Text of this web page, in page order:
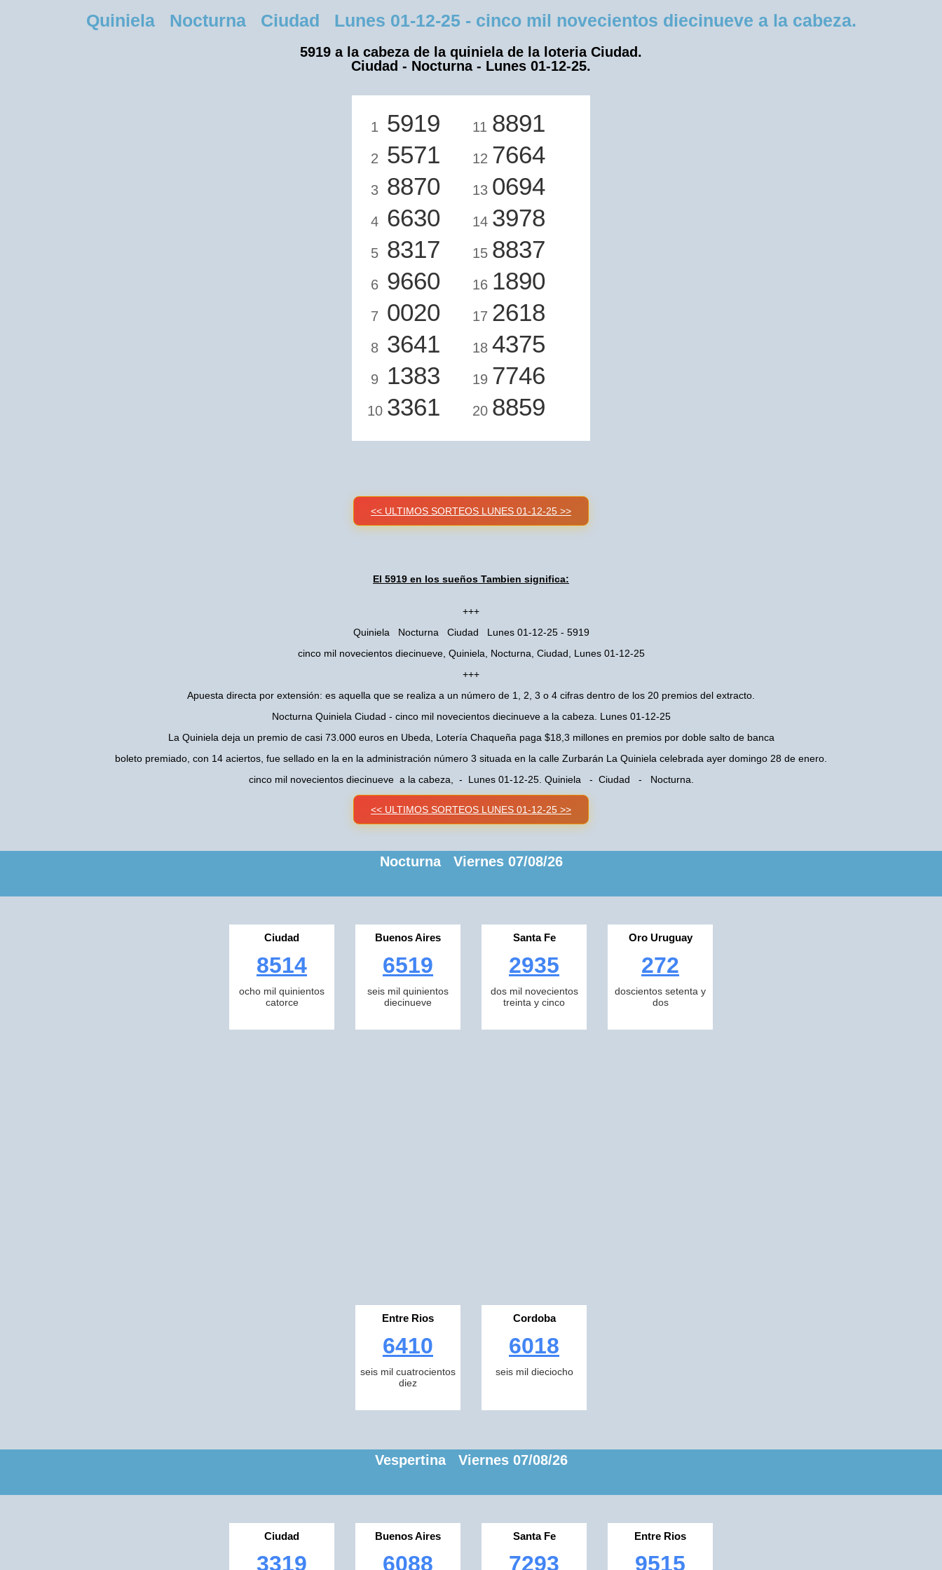
Quiniela Nocturna Ciudad Lunes 01-12-25 - cinco mil novecientos diecinueve a la cabeza.
5919 a la cabeza de la quiniela de la loteria Ciudad.
Ciudad - Nocturna - Lunes 01-12-25.
1 5919
2 5571
3 8870
4 6630
5 8317
6 9660
7 0020
8 3641
9 1383
10 3361
11 8891
12 7664
13 0694
14 3978
15 8837
16 1890
17 2618
18 4375
19 7746
20 8859
<< ULTIMOS SORTEOS LUNES 01-12-25 >>
El 5919 en los sueños Tambien significa:
+++
Quiniela Nocturna Ciudad Lunes 01-12-25 - 5919
cinco mil novecientos diecinueve, Quiniela, Nocturna, Ciudad, Lunes 01-12-25
+++
Apuesta directa por extensión: es aquella que se realiza a un número de 1, 2, 3 o 4 cifras dentro de los 20 premios del extracto.
Nocturna Quiniela Ciudad - cinco mil novecientos diecinueve a la cabeza. Lunes 01-12-25
La Quiniela deja un premio de casi 73.000 euros en Ubeda, Lotería Chaqueña paga $18,3 millones en premios por doble salto de banca
boleto premiado, con 14 aciertos, fue sellado en la en la administración número 3 situada en la calle Zurbarán La Quiniela celebrada ayer domingo 28 de enero.
cinco mil novecientos diecinueve a la cabeza, - Lunes 01-12-25. Quiniela - Ciudad - Nocturna.
<< ULTIMOS SORTEOS LUNES 01-12-25 >>
Nocturna Viernes 07/08/26
Ciudad
8514
ocho mil quinientos
catorce
Buenos Aires
6519
seis mil quinientos
diecinueve
Santa Fe
2935
dos mil novecientos
treinta y cinco
Oro Uruguay
272
doscientos setenta y
dos
Entre Rios
6410
seis mil cuatrocientos
diez
Cordoba
6018
seis mil dieciocho
Vespertina Viernes 07/08/26
Ciudad
3319
Buenos Aires
6088
Santa Fe
7293
Entre Rios
9515